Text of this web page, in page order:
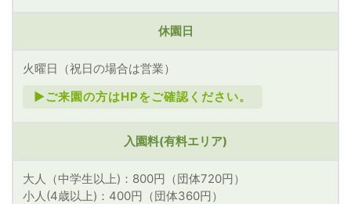
休園日
火曜日（祝日の場合は営業）
►ご来園の方はHPをご確認ください。
入園料(有料エリア)
大人（中学生以上)：800円（団体720円）
小人(4歳以上)：400円（団体360円）